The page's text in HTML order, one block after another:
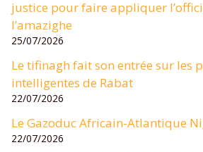
justice pour faire appliquer
l’amazighe
25/07/2026
Le tifinagh fait son entrée sur les
intelligentes de Rabat
22/07/2026
Le Gazoduc Africain-Atlantique
22/07/2026